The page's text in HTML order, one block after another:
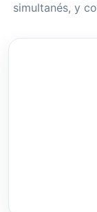
simultanés, y